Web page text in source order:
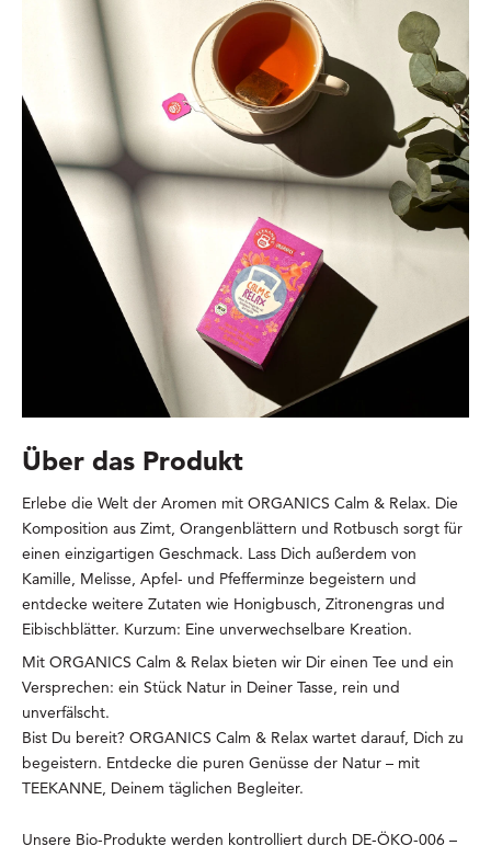
Über das Produkt
Erlebe die Welt der Aromen mit ORGANICS Calm & Relax. Die
Komposition aus Zimt, Orangenblättern und Rotbusch sorgt für
einen einzigartigen Geschmack. Lass Dich außerdem von
Kamille, Melisse, Apfel- und Pfefferminze begeistern und
entdecke weitere Zutaten wie Honigbusch, Zitronengras und
Eibischblätter. Kurzum: Eine unverwechselbare Kreation.
Mit ORGANICS Calm & Relax bieten wir Dir einen Tee und ein
Versprechen: ein Stück Natur in Deiner Tasse, rein und
unverfälscht.
Bist Du bereit? ORGANICS Calm & Relax wartet darauf, Dich zu
begeistern. Entdecke die puren Genüsse der Natur – mit
TEEKANNE, Deinem täglichen Begleiter.
Unsere Bio-Produkte werden kontrolliert durch DE-ÖKO-006 –